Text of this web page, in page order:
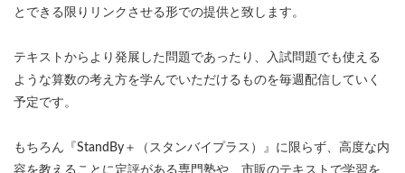
とできる限りリンクさせる形での提供と致します。
テキストからより発展した問題であったり、入試問題でも使える
ような算数の考え方を学んでいただけるものを毎週配信していく
予定です。
もちろん『StandBy＋（スタンバイプラス）』に限らず、高度な内
容を教えることに定評がある専門塾や、市販のテキストで学習を